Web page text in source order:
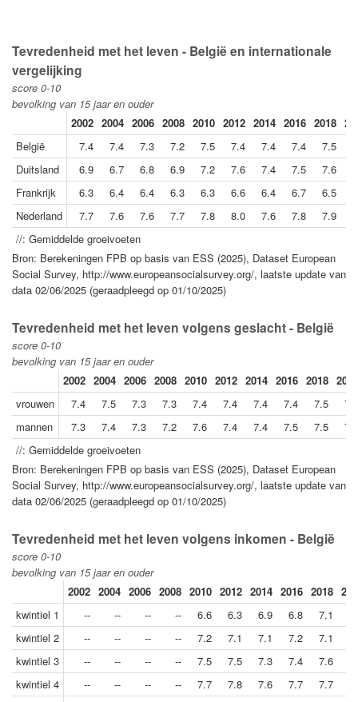
Tevredenheid met het leven - België en internationale
vergelijking
score 0-10
bevolking van 15 jaar en ouder
2002 2004 2006 2008 2010 2012 2014 2016 2018
België
7.4 7.4 7.3 7.2 7.5 7.4 7.4 7.4 7.5
Duitsland
6.9 6.7 6.8 6.9 7.2 7.6 7.4 7.5 7.6
Frankrijk
6.3 6.4 6.4 6.3 6.3 6.6 6.4 6.7 6.5
Nederland
7.7 7.6 7.6 7.7 7.8 8.0 7.6 7.8 7.9
//: Gemiddelde groeivoeten
Bron: Berekeningen FPB op basis van ESS (2025), Dataset European
Social Survey, http://www.europeansocialsurvey.org/, laatste update van
data 02/06/2025 (geraadpleegd op 01/10/2025)
Tevredenheid met het leven volgens geslacht - België
score 0-10
bevolking van 15 jaar en ouder
2002 2004 2006 2008 2010 2012 2014 2016 2018 2021
vrouwen
7.4 7.5 7.3 7.3 7.4 7.4 7.4 7.4 7.5
7.6
mannen
7.3 7.4 7.3 7.2 7.6 7.4 7.4 7.5 7.5
7.6
//: Gemiddelde groeivoeten
Bron: Berekeningen FPB op basis van ESS (2025), Dataset European
Social Survey, http://www.europeansocialsurvey.org/, laatste update van
data 02/06/2025 (geraadpleegd op 01/10/2025)
Tevredenheid met het leven volgens inkomen - België
score 0-10
bevolking van 15 jaar en ouder
2002 2004 2006 2008 2010 2012 2014 2016 2018
kwintiel 1
-- -- -- -- 6.6 6.3 6.9 6.8 7.1
kwintiel 2
-- -- -- -- 7.2 7.1 7.1 7.2 7.1
kwintiel 3
-- -- -- -- 7.5 7.5 7.3 7.4 7.6
kwintiel 4
-- -- -- -- 7.7 7.8 7.6 7.7 7.7